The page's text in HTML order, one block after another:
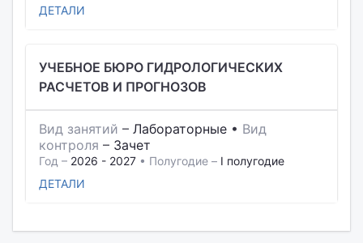
ДЕТАЛИ
УЧЕБНОЕ БЮРО ГИДРОЛОГИЧЕСКИХ
РАСЧЕТОВ И ПРОГНОЗОВ
Вид занятий – Лабораторные • Вид
контроля – Зачет
Год – 2026 - 2027 • Полугодие – I полугодие
ДЕТАЛИ